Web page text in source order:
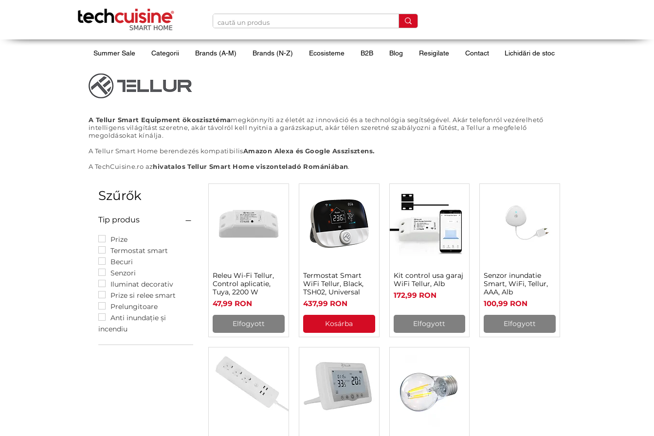
Summer Sale Categorii Brands (A-M) Brands (N-Z) Ecosisteme B2B Blog Resigilate Contact Lichidări de stoc
Tellur Smart Home
A Tellur Smart Equipment ökoszisztémamegkönnyíti az életét az innováció és a technológia segítségével. Akár telefonról vezérelhető
intelligens világítást szeretne, akár távolról kell nyitnia a garázskaput, akár télen szeretné szabályozni a fűtést, a Tellur a megfelelő
megoldásokat kínálja.
A Tellur Smart Home berendezés kompatibilisAmazon Alexa és Google Asszisztens.
A TechCuisine.ro azhivatalos Tellur Smart Home viszonteladó Romániában.
Szűrők
Tip produs
Prize
Termostat smart
Becuri
Senzori
Iluminat decorativ
Prize si relee smart
Prelungitoare
Anti inundație și
incendiu
Gyorsnézet
Releu Wi-Fi Tellur,
Control aplicatie,
Tuya, 2200 W
Ár
47,99 RON
Elfogyott
Gyorsnézet
Termostat Smart
WiFi Tellur, Black,
TSH02, Universal
Ár
437,99 RON
Kosárba
Gyorsnézet
Kit control usa garaj
WiFi Tellur, Alb
Ár
172,99 RON
Elfogyott
Gyorsnézet
Senzor inundatie
Smart, WiFi, Tellur,
AAA, Alb
Ár
100,99 RON
Elfogyott